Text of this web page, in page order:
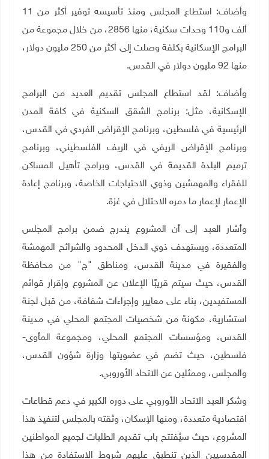
وأضاف: استطاع المجلس ومنذ تأسيسه توفير أكثر من 11
ألف و110 وحدات سكنية، منها 2856، من خلال مجموعة من
البرامج الإسكانية بكلفة وصلت إلى أكثر من 250 مليون دولار،
منها 92 مليون دولار في القدس
.
وأضاف: لقد استطاع المجلس تقديم العديد من البرامج
الإسكانية، مثل: برنامج الشقق السكنية في كافة المدن
الرئيسية في فلسطين، وبرنامج الإقراض الفردي في القدس،
وبرنامج الإقراض الريفي في الريف الفلسطيني، وبرنامج
ترميم البلدة القديمة في القدس، وبرامج تأهيل المساكن
للفقراء والمهمشين وذوي الاحتياجات الخاصة، وبرنامج إعادة
الإعمار لإعمار ما دمره الاحتلال في غزة.
وأشار العبد إلى أن المشروع يندرج ضمن برامج المجلس
المتعددة، ويستهدف ذوي الدخل المحدود والشرائح المهمشة
والفقيرة في مدينة القدس، ومناطق "ج" من محافظة
القدس، حيث سيتم قريبًا الإعلان عن المشروع وإقرار قوائم
المستفيدين، بناء على معايير وإجراءات شفافة، من قبل لجنة
استشارية، مكونة من شخصيات المجتمع المحلي في مدينة
القدس، ومؤسسات المجتمع المحلي، ومجموعة المأوى-
فلسطين، حيث تضم في عضويتها وزارة شؤون القدس،
والمجلس، وممثلين عن الاتحاد الأوروبي.
وشكر العبد الاتحاد الأوروبي على دوره الكبير في دعم قطاعات
اقتصادية متعددة، ومنها الإسكان، وثقته بالمجلس لتنفيذ هذا
المشروع، حيث سيُفتتح باب تقديم الطلبات لجميع المواطنين
المقدسيين الذين تنطبق عليهم شروط الاستفادة من هذا